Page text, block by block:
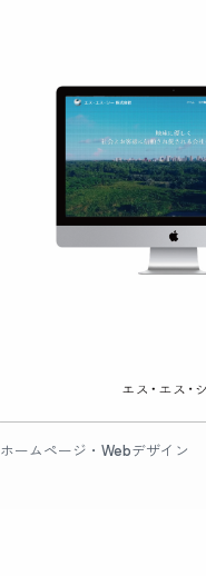
ホームページ・Webデザイン